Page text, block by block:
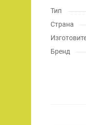
Тип
Страна
Бренд